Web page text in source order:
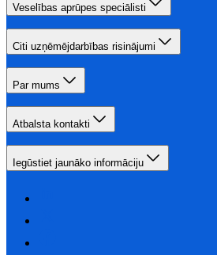
Veselības aprūpes speciālisti
Citi uzņēmējdarbības risinājumi
Par mums
Atbalsta kontakti
Iegūstiet jaunāko informāciju